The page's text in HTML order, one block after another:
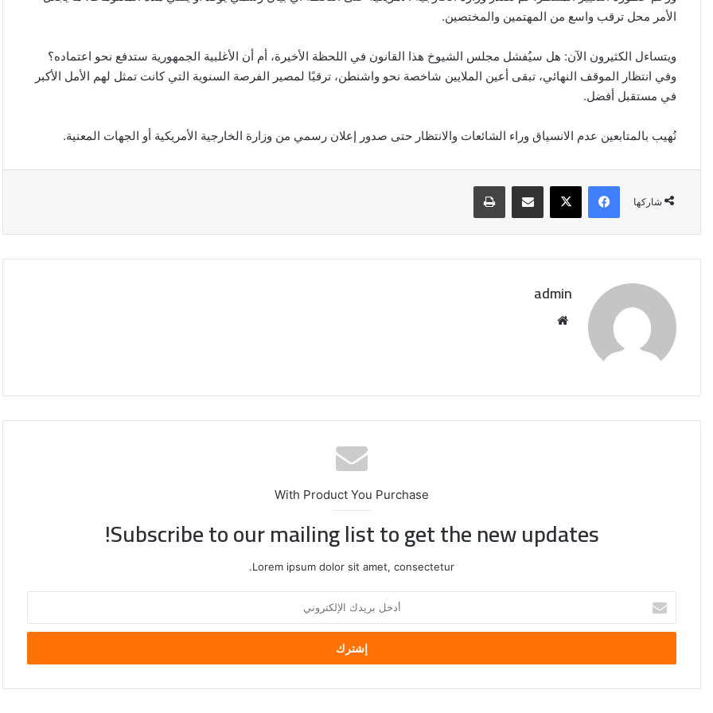
الأمر محل ترقب واسع من المهتمين والمختصين.
ويتساءل الكثيرون الآن: هل سيُفشل مجلس الشيوخ هذا القانون في اللحظة الأخيرة، أم أن الأغلبية الجمهورية ستدفع نحو اعتماده؟
وفي انتظار الموقف النهائي، تبقى أعين الملايين شاخصة نحو واشنطن، ترقبًا لمصير الفرصة السنوية التي كانت تمثل لهم الأمل الأكبر
في مستقبل أفضل.
نُهيب بالمتابعين عدم الانسياق وراء الشائعات والانتظار حتى صدور إعلان رسمي من وزارة الخارجية الأمريكية أو الجهات المعنية.
شاركها
فيسبوك ‫X مشاركة عبر البريد طباعة
admin
With Product You Purchase
Subscribe to our mailing list to get the new updates!
Lorem ipsum dolor sit amet, consectetur.
بريدك
الإلكتروني
إيران:
محافظة